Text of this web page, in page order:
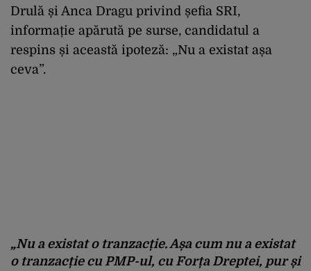
Drulă și Anca Dragu privind șefia SRI,
informație apărută pe surse, candidatul a
respins și această ipoteză: „Nu a existat așa
ceva”.
„Nu a existat o tranzacție. Așa cum nu a existat
o tranzacție cu PMP-ul, cu Forța Dreptei, pur și